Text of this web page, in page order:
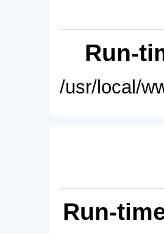
Run-
/usr/local/
Run-